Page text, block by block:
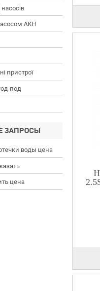
АКН
пристрої
под
ЗАПРОСЫ
воды цена
цена